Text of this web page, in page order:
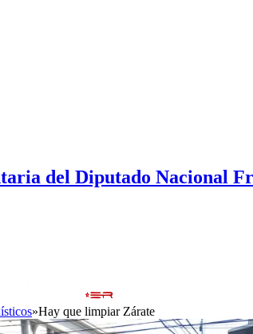
del Diputado Nacional
»Hay que limpiar Zárate